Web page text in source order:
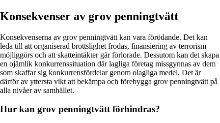
Konsekvenser av grov penningtvätt
Konsekvenserna av grov penningtvätt kan vara förödande. Det kan
leda till att organiserad brottslighet frodas, finansiering av terrorism
möjliggörs och att skatteintäkter går förlorade. Dessutom kan det skapa
en ojämlik konkurrenssituation där lagliga företag missgynnas av dem
som skaffar sig konkurrensfördelar genom olagliga medel. Det är
därför av yttersta vikt att bekämpa och förebygga grov penningtvätt på
alla nivåer av samhället.
Hur kan grov penningtvätt förhindras?